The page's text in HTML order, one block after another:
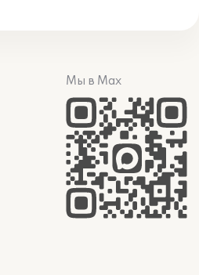
Мы в Max